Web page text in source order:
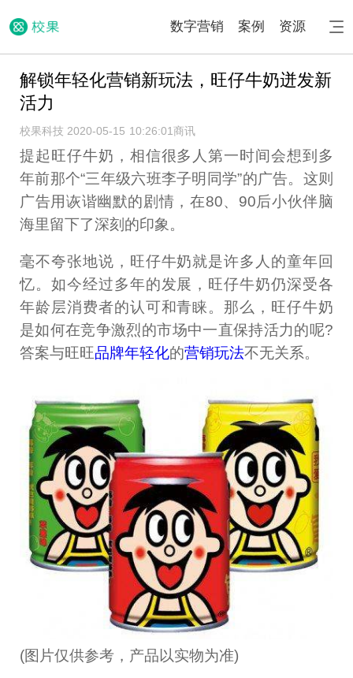
数字营销 案例 资源
解锁年轻化营销新玩法，旺仔牛奶迸发新
活力
校果科技 2020-05-15 10:26:01商讯
提起旺仔牛奶，相信很多人第一时间会想到多
年前那个“三年级六班李子明同学”的广告。这则
广告用诙谐幽默的剧情，在80、90后小伙伴脑
海里留下了深刻的印象。
毫不夸张地说，旺仔牛奶就是许多人的童年回
忆。如今经过多年的发展，旺仔牛奶仍深受各
年龄层消费者的认可和青睐。那么，旺仔牛奶
是如何在竞争激烈的市场中一直保持活力的呢?
答案与旺旺品牌年轻化的营销玩法不无关系。
(图片仅供参考，产品以实物为准)